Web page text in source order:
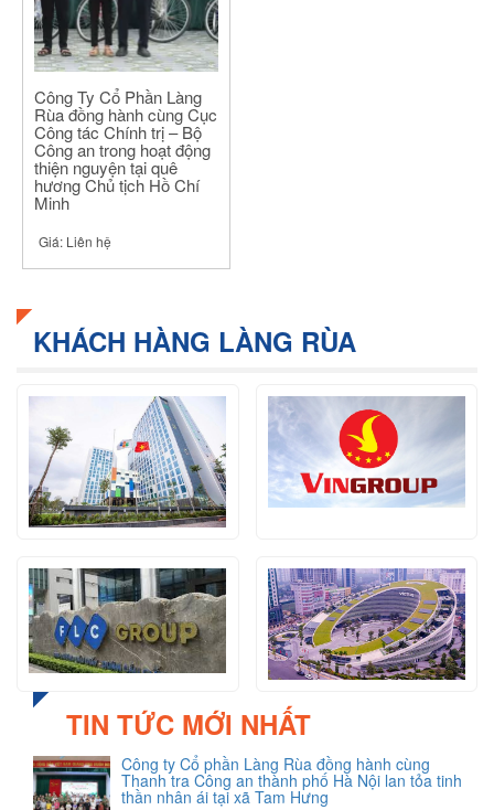
Công Ty Cổ Phần Làng
Rùa đồng hành cùng Cục
Công tác Chính trị – Bộ
Công an trong hoạt động
thiện nguyện tại quê
hương Chủ tịch Hồ Chí
Minh
Giá: Liên hệ
KHÁCH HÀNG LÀNG RÙA
TIN TỨC MỚI NHẤT
Công ty Cổ phần Làng Rùa đồng hành cùng
Thanh tra Công an thành phố Hà Nội lan tỏa tinh
thần nhân ái tại xã Tam Hưng